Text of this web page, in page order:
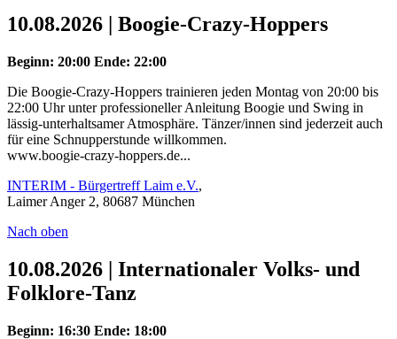
10.08.2026 | Boogie-Crazy-Hoppers
Beginn: 20:00 Ende: 22:00
Die Boogie-Crazy-Hoppers trainieren jeden Montag von 20:00 bis
22:00 Uhr unter professioneller Anleitung Boogie und Swing in
lässig-unterhaltsamer Atmosphäre. Tänzer/innen sind jederzeit auch
für eine Schnupperstunde willkommen.
www.boogie-crazy-hoppers.de...
INTERIM - Bürgertreff Laim e.V.,
Laimer Anger 2, 80687 München
Nach oben
10.08.2026 | Internationaler Volks- und
Folklore-Tanz
Beginn: 16:30 Ende: 18:00